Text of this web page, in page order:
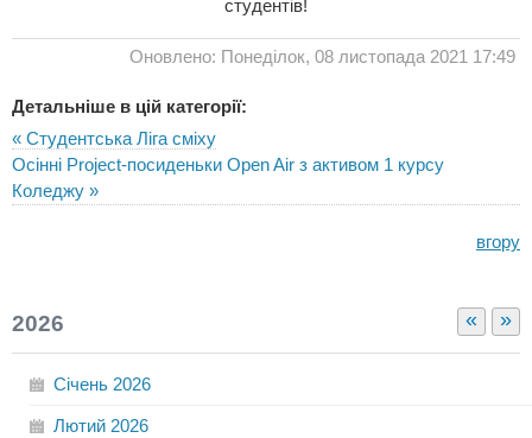
студентів!
Оновлено: Понеділок, 08 листопада 2021 17:49
Детальніше в цій категорії:
« Студентська Ліга сміху
Осінні Project-посиденьки Open Air з активом 1 курсу
Коледжу »
вгору
« »
2026
Січень 2026
Лютий 2026